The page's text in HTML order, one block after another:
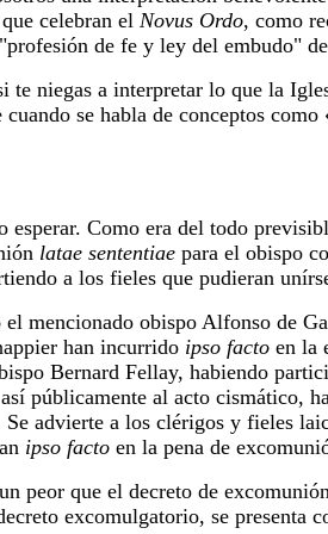
celebran el Novus Ordo, como
"profesión de fe y ley del embudo"
niegas a interpretar lo que la
se habla de conceptos
esperar. Como era del todo
latae sententiae para el obispo
a los fieles que pudieran
mencionado obispo Alfonso de
han incurrido ipso facto en la
Bernard Fellay, habiendo
públicamente al acto cismático,
Se advierte a los clérigos y fieles
ipso facto en la pena de
peor que el decreto de
excomulgatorio, se presenta